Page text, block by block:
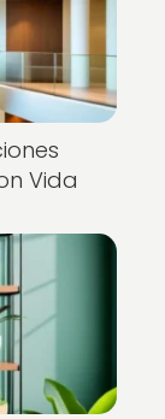
Vida